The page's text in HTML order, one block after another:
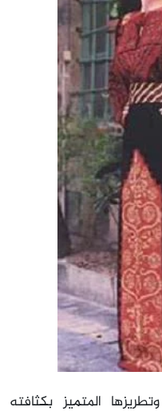
المتميز بكثافته